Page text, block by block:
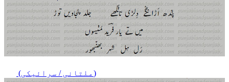
(ملتانی / سرائیکی)